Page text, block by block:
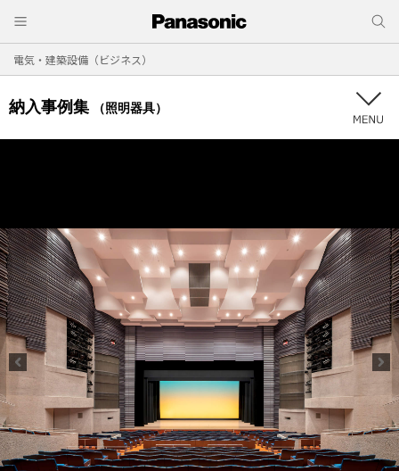
電気・建築設備（ビジネス）
納入事例集 （照明器具）